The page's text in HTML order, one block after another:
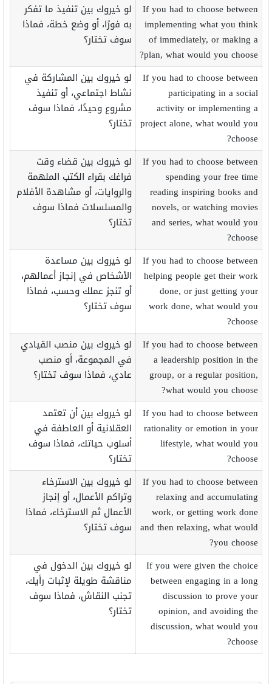
If you had to choose between
implementing what you think
of immediately, or making a
plan, what would you choose?
لو خيروك بين تنفيذ ما تفكر
به فورًا، أو وضع خطة، فماذا
سوف تختار؟
If you had to choose between
participating in a social
activity or implementing a
project alone, what would you
choose?
لو خيروك بين المشاركة في
نشاط اجتماعي، أو تنفيذ
مشروع وحيدًا، فماذا سوف
تختار؟
If you had to choose between
spending your free time
reading inspiring books and
novels, or watching movies
and series, what would you
choose?
لو خيروك بين قضاء وقت
فراغك بقراء الكتب الملهمة
والروايات، أو مشاهدة الأفلام
والمسلسلات فماذا سوف
تختار؟
If you had to choose between
helping people get their work
done, or just getting your
work done, what would you
choose?
لو خيروك بين مساعدة
الأشخاص في إنجاز أعمالهم،
أو تنجز عملك وحسب، فماذا
سوف تختار؟
If you had to choose between
a leadership position in the
group, or a regular position,
what would you choose?
لو خيروك بين منصب القيادي
في المجموعة، أو منصب
عادي، فماذا سوف تختار؟
If you had to choose between
rationality or emotion in your
lifestyle, what would you
choose?
لو خيروك بين أن تعتمد
العقلانية أو العاطفة في
أسلوب حياتك، فماذا سوف
تختار؟
If you had to choose between
relaxing and accumulating
work, or getting work done
and then relaxing, what would
you choose?
لو خيروك بين الاسترخاء
وتراكم الأعمال، أو إنجاز
الأعمال ثم الاسترخاء، فماذا
سوف تختار؟
If you were given the choice
between engaging in a long
discussion to prove your
opinion, and avoiding the
discussion, what would you
choose?
لو خيروك بين الدخول في
مناقشة طويلة لإثبات رأيك،
تجنب النقاش، فماذا سوف
تختار؟